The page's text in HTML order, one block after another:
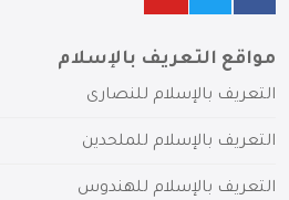
مواقع التعريف بالإسلام
التعريف بالإسلام للنصارى
التعريف بالإسلام للملحدين
التعريف بالإسلام للهندوس